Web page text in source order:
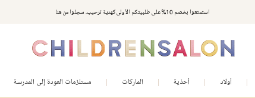
استمتعوا بخصم 10% على طلبيتكم الأولى كهدية ترحيب. سجلوا من هنا
أولاد أحذية الماركات مستلزمات العودة إلى المدرسة